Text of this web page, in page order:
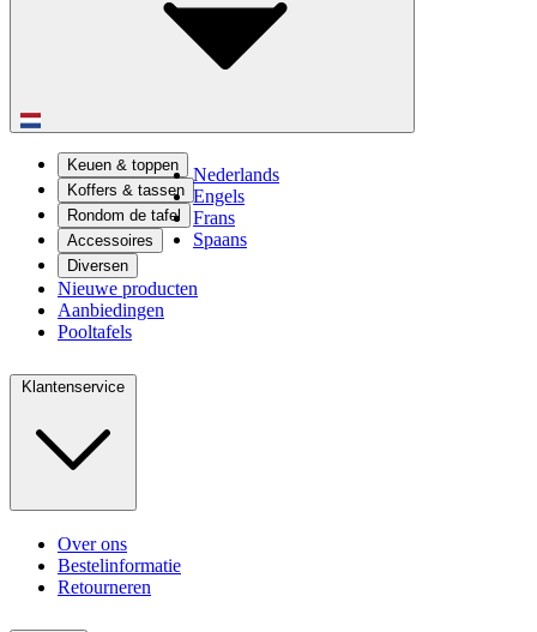
Nederlands
Engels
Frans
Spaans
Keuen & toppen
Koffers & tassen
Rondom de tafel
Accessoires
Diversen
Nieuwe producten
Aanbiedingen
Pooltafels
Klantenservice
Over ons
Bestelinformatie
Retourneren